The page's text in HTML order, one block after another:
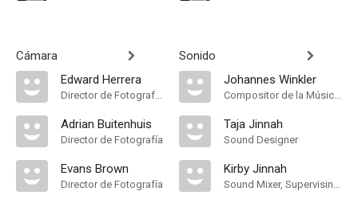
Cámara
Edward Herrera
Director de Fotografía, Additional Photography
Adrian Buitenhuis
Director de Fotografía
Evans Brown
Director de Fotografía
Sonido
Johannes Winkler
Compositor de la Música Original, Música
Taja Jinnah
Sound Designer
Kirby Jinnah
Sound Mixer, Supervising Sound Editor